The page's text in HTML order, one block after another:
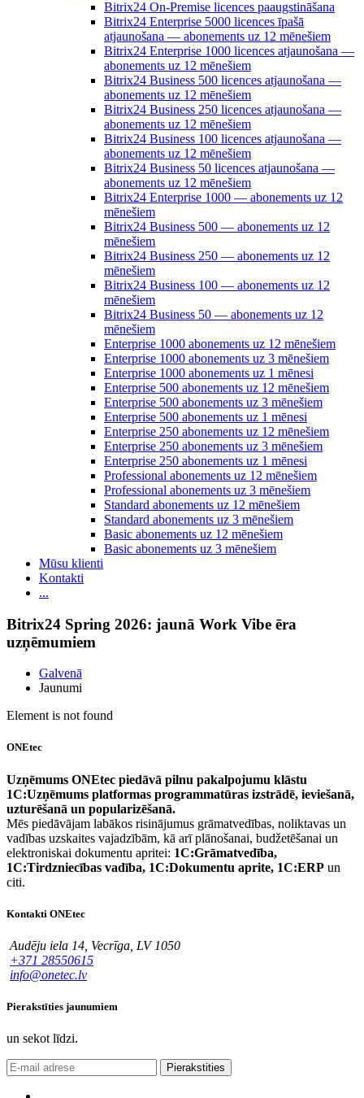
Bitrix24 On-Premise licences paaugstināšana
Bitrix24 Enterprise 5000 licences īpašā
atjaunošana — abonements uz 12 mēnešiem
Bitrix24 Enterprise 1000 licences atjaunošana —
abonements uz 12 mēnešiem
Bitrix24 Business 500 licences atjaunošana —
abonements uz 12 mēnešiem
Bitrix24 Business 250 licences atjaunošana —
abonements uz 12 mēnešiem
Bitrix24 Business 100 licences atjaunošana —
abonements uz 12 mēnešiem
Bitrix24 Business 50 licences atjaunošana —
abonements uz 12 mēnešiem
Bitrix24 Enterprise 1000 — abonements uz 12
mēnešiem
Bitrix24 Business 500 — abonements uz 12
mēnešiem
Bitrix24 Business 250 — abonements uz 12
mēnešiem
Bitrix24 Business 100 — abonements uz 12
mēnešiem
Bitrix24 Business 50 — abonements uz 12
mēnešiem
Enterprise 1000 abonements uz 12 mēnešiem
Enterprise 1000 abonements uz 3 mēnešiem
Enterprise 1000 abonements uz 1 mēnesi
Enterprise 500 abonements uz 12 mēnešiem
Enterprise 500 abonements uz 3 mēnešiem
Enterprise 500 abonements uz 1 mēnesi
Enterprise 250 abonements uz 12 mēnešiem
Enterprise 250 abonements uz 3 mēnešiem
Enterprise 250 abonements uz 1 mēnesi
Professional abonements uz 12 mēnešiem
Professional abonements uz 3 mēnešiem
Standard abonements uz 12 mēnešiem
Standard abonements uz 3 mēnešiem
Basic abonements uz 12 mēnešiem
Basic abonements uz 3 mēnešiem
Mūsu klienti
Kontakti
...
Bitrix24 Spring 2026: jaunā Work Vibe ēra
uzņēmumiem
Galvenā
Jaunumi
Element is not found
ONEtec
Uzņēmums ONEtec piedāvā pilnu pakalpojumu klāstu
1C:Uzņēmums platformas programmatūras izstrādē, ieviešanā,
uzturēšanā un popularizēšanā.
Mēs piedāvājam labākos risinājumus grāmatvedības, noliktavas un
vadības uzskaites vajadzībām, kā arī plānošanai, budžetēšanai un
elektroniskai dokumentu apritei: 1C:Grāmatvedība,
1C:Tirdzniecības vadība, 1C:Dokumentu aprite, 1C:ERP un
citi.
Kontakti ONEtec
Audēju iela 14, Vecrīga, LV 1050
+371 28550615
info@onetec.lv
Pierakstīties jaunumiem
un sekot līdzi.
Pierakstities